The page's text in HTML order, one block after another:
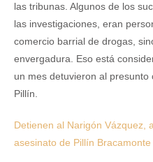
las tribunas. Algunos de los
las investigaciones, eran
comercio barrial de drogas,
envergadura. Eso está
un mes detuvieron al
Pillín.
Detienen al Narigón Vázquez,
asesinato de Pillín Bracamonte